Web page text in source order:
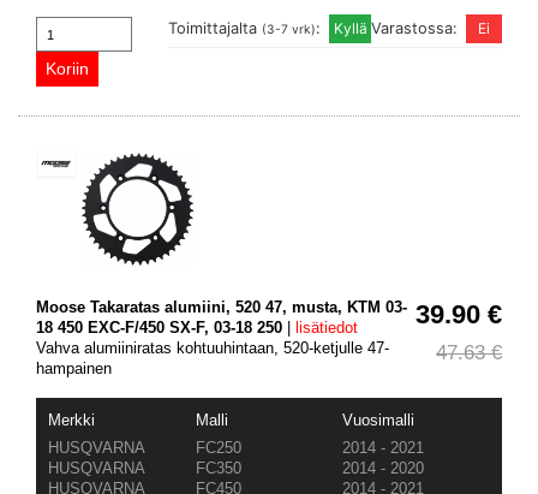
Varastossa:
Toimittajalta (3-7 vrk):
39.90 €
47.63 €
Moose Takaratas alumiini, 520 47, musta, KTM 03-
18 450 EXC-F/450 SX-F, 03-18 250 | lisätiedot
Vahva alumiiniratas kohtuuhintaan, 520-ketjulle 47-
hampainen
Merkki Malli
Vuosimalli
HUSQVARNA
FC250
2014 - 2021
HUSQVARNA
FC350
2014 - 2020
HUSQVARNA
FC450
2014 - 2021